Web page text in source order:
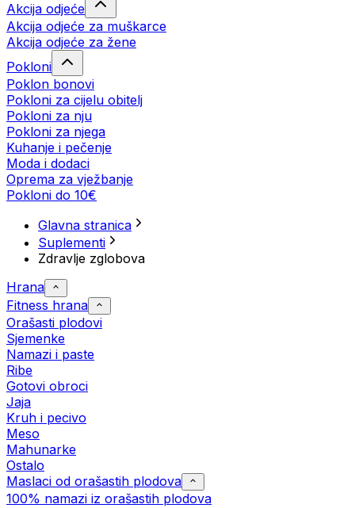
Akcija odjeće
Akcija odjeće za muškarce
Akcija odjeće za žene
Pokloni
Poklon bonovi
Pokloni za cijelu obitelj
Pokloni za nju
Pokloni za njega
Kuhanje i pečenje
Moda i dodaci
Oprema za vježbanje
Pokloni do 10€
Glavna stranica
Suplementi
Zdravlje zglobova
Hrana
Fitness hrana
Orašasti plodovi
Sjemenke
Namazi i paste
Ribe
Gotovi obroci
Jaja
Kruh i pecivo
Meso
Mahunarke
Ostalo
Maslaci od orašastih plodova
100% namazi iz orašastih plodova